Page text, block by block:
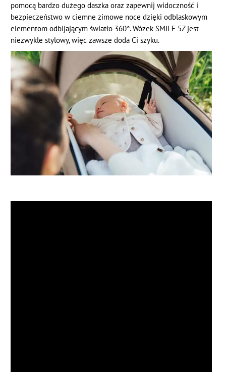
pomocą bardzo dużego daszka oraz zapewnij widoczność i
bezpieczeństwo w ciemne zimowe noce dzięki odblaskowym
elementom odbijającym światło 360°. Wózek SMILE 5Z jest
niezwykle stylowy, więc zawsze doda Ci szyku.